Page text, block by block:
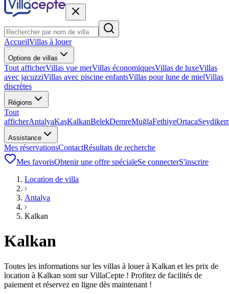
AccueilVillas à louer
Options de villas
Tout afficherVillas vue merVillas économiquesVillas de luxeVillas
avec jacuzziVillas avec piscine enfantsVillas pour lune de mielVillas
discrètes
Régions
Tout
afficherAntalyaKaşKalkanBelekDemreMuğlaFethiyeOrtaca
Assistance
Mes réservationsContactRésultats de recherche
Mes favorisObtenir une offre spécialeSe connecterS'inscrire
Location de villa
Antalya
Kalkan
Kalkan
Toutes les informations sur les villas à louer à Kalkan et les prix de
location à Kalkan sont sur VillaCepte ! Profitez de facilités de
paiement et réservez en ligne dès maintenant !